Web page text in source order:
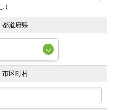
）
都道府県
市区町村